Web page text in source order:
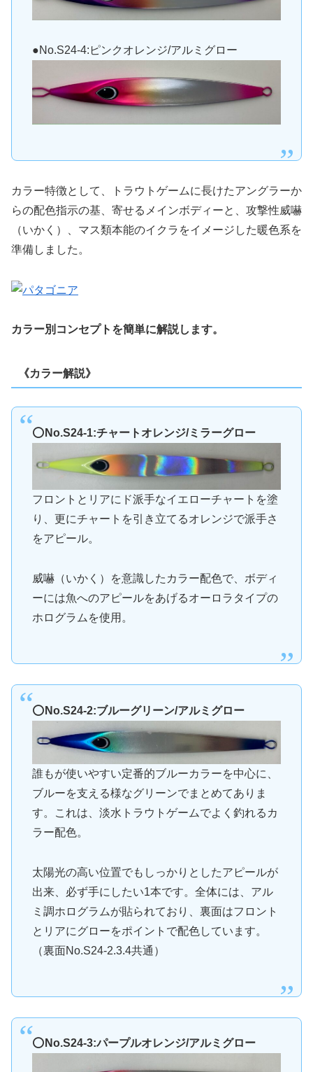
●No.S24-4:ピンクオレンジ/アルミグロー
カラー特徴として、トラウトゲームに長けたアングラーか
らの配色指示の基、寄せるメインボディーと、攻撃性威嚇
（いかく）、マス類本能のイクラをイメージした暖色系を
準備しました。
カラー別コンセプトを簡単に解説します。
《カラー解説》
⭕️ No.S24-1:チャートオレンジ/ミラーグロー
フロントとリアにド派手なイエローチャートを塗
り、更にチャートを引き立てるオレンジで派手さ
をアピール。
威嚇（いかく）を意識したカラー配色で、ボディ
ーには魚へのアピールをあげるオーロラタイプの
ホログラムを使用。
⭕️ No.S24-2:ブルーグリーン/アルミグロー
誰もが使いやすい定番的ブルーカラーを中心に、
ブルーを支える様なグリーンでまとめてありま
す。これは、淡水トラウトゲームでよく釣れるカ
ラー配色。
太陽光の高い位置でもしっかりとしたアピールが
出来、必ず手にしたい1本です。全体には、アル
ミ調ホログラムが貼られており、裏面はフロント
とリアにグローをポイントで配色しています。
（裏面No.S24-2.3.4共通）
⭕️ No.S24-3:パープルオレンジ/アルミグロー